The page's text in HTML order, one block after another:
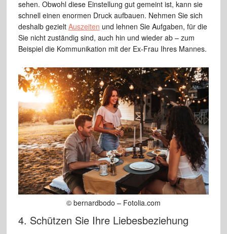
sehen. Obwohl diese Einstellung gut gemeint ist, kann sie
schnell einen enormen Druck aufbauen. Nehmen Sie sich
deshalb gezielt Auszeiten und lehnen Sie Aufgaben, für die
Sie nicht zuständig sind, auch hin und wieder ab – zum
Beispiel die Kommunikation mit der Ex-Frau Ihres Mannes.
© bernardbodo – Fotolia.com
4. Schützen Sie Ihre Liebesbeziehung